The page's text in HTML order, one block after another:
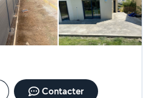
lendemain. Jecris n'a jamais
n'avons plus eu aucune
Contacter